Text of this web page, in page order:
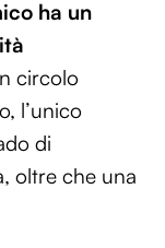
ha un
circolo
l’unico
di
oltre che una